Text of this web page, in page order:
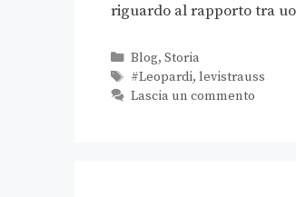
riguardo al rapporto tra
Blog, Storia
#Leopardi, levistrauss
Lascia un commento